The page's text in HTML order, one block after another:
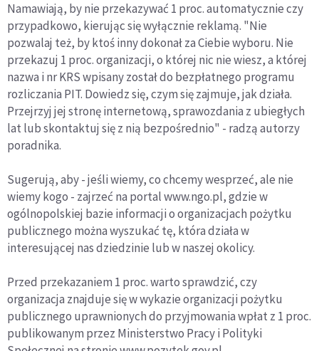
Namawiają, by nie przekazywać 1 proc. automatycznie czy
przypadkowo, kierując się wyłącznie reklamą. "Nie
pozwalaj też, by ktoś inny dokonał za Ciebie wyboru. Nie
przekazuj 1 proc. organizacji, o której nic nie wiesz, a której
nazwa i nr KRS wpisany został do bezpłatnego programu
rozliczania PIT. Dowiedz się, czym się zajmuje, jak działa.
Przejrzyj jej stronę internetową, sprawozdania z ubiegłych
lat lub skontaktuj się z nią bezpośrednio" - radzą autorzy
poradnika.
Sugerują, aby - jeśli wiemy, co chcemy wesprzeć, ale nie
wiemy kogo - zajrzeć na portal www.ngo.pl, gdzie w
ogólnopolskiej bazie informacji o organizacjach pożytku
publicznego można wyszukać tę, która działa w
interesującej nas dziedzinie lub w naszej okolicy.
Przed przekazaniem 1 proc. warto sprawdzić, czy
organizacja znajduje się w wykazie organizacji pożytku
publicznego uprawnionych do przyjmowania wpłat z 1 proc.
publikowanym przez Ministerstwo Pracy i Polityki